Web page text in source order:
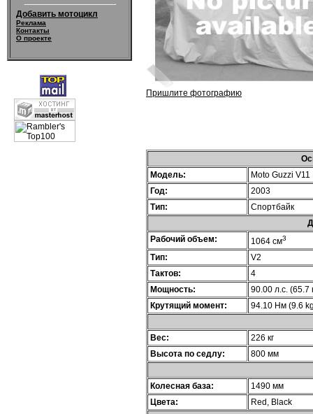
Добавить мотоцикл
Реклама
Контакты
О проекте
Пришлите фотографию
Модель:
Moto Guzzi V11
Год:
2003
Тип:
Спортбайк
Рабочий объем:
1064 см3
Тип:
V2
Тактов:
4
Мощность:
90.00 л.с. (65.7
Крутящий момент:
94.10 Нм (9.6
Вес:
226 кг
Высота по седлу:
800 мм
Колесная база:
1490 мм
Цвета:
Red, Black